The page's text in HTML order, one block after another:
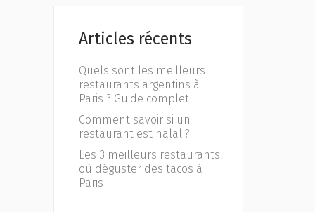
Articles récents
Quels sont les meilleurs
restaurants argentins à
Paris ? Guide complet
Comment savoir si un
restaurant est halal ?
Les 3 meilleurs restaurants
où déguster des tacos à
Paris